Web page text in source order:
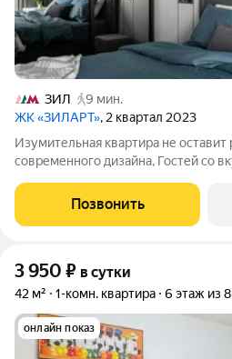
ЗИЛ
9 мин.
ЖК «ЗИЛАРТ», 2 квартал 2023
Изумительная квартира не
современного дизайна, Гостей со
стильном месте. Здесь Вы
позволяющую расслабиться,
Позвонить
3 950 ₽ в сутки
42 м² 1-комн. квартира 6 этаж из 8
онлайн показ